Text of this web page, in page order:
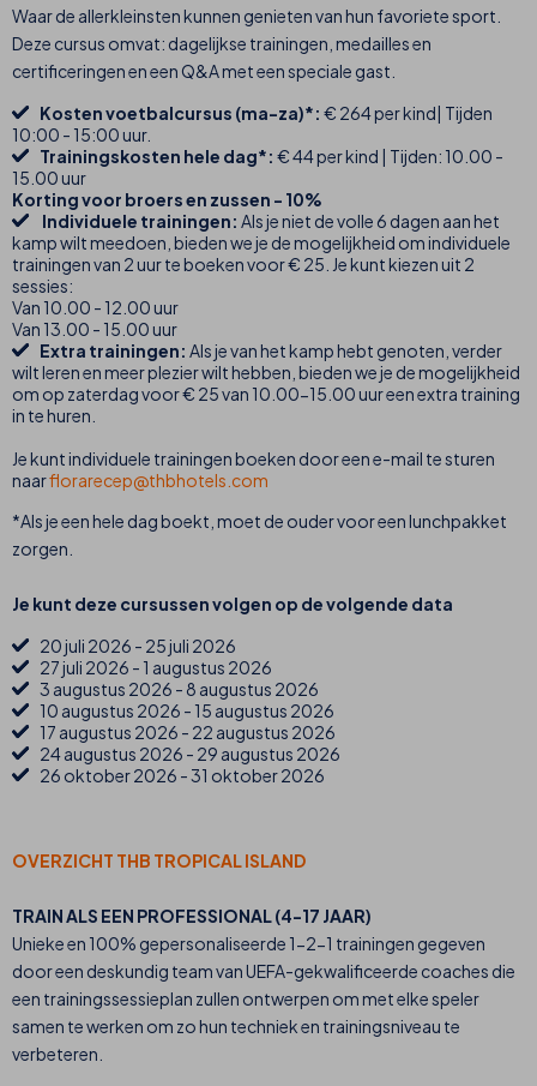
Waar de allerkleinsten kunnen genieten van hun favoriete sport.
Deze cursus omvat: dagelijkse trainingen, medailles en
certificeringen en een Q&A met een speciale gast.
Kosten voetbalcursus (ma-za)*: € 264 per kind| Tijden
10:00 - 15:00 uur.
Trainingskosten hele dag*: € 44 per kind | Tijden: 10.00 -
15.00 uur
Korting voor broers en zussen - 10%
Individuele trainingen: Als je niet de volle 6 dagen aan het
kamp wilt meedoen, bieden we je de mogelijkheid om individuele
trainingen van 2 uur te boeken voor € 25. Je kunt kiezen uit 2
sessies:
Van 10.00 - 12.00 uur
Van 13.00 - 15.00 uur
Extra trainingen: Als je van het kamp hebt genoten, verder
wilt leren en meer plezier wilt hebben, bieden we je de mogelijkheid
om op zaterdag voor € 25 van 10.00-15.00 uur een extra training
in te huren.
Je kunt individuele trainingen boeken door een e-mail te sturen
naarflorarecep@thbhotels.com
*Als je een hele dag boekt, moet de ouder voor een lunchpakket
zorgen.
Je kunt deze cursussen volgen op de volgende data
20 juli 2026 - 25 juli 2026
27 juli 2026 - 1 augustus 2026
3 augustus 2026 - 8 augustus 2026
10 augustus 2026 - 15 augustus 2026
17 augustus 2026 - 22 augustus 2026
24 augustus 2026 - 29 augustus 2026
26 oktober 2026 - 31 oktober 2026
OVERZICHT THB TROPICAL ISLAND
TRAIN ALS EEN PROFESSIONAL (4-17 JAAR)
Unieke en 100% gepersonaliseerde 1-2-1 trainingen gegeven
door een deskundig team van UEFA-gekwalificeerde coaches die
een trainingssessieplan zullen ontwerpen om met elke speler
samen te werken om zo hun techniek en trainingsniveau te
verbeteren.